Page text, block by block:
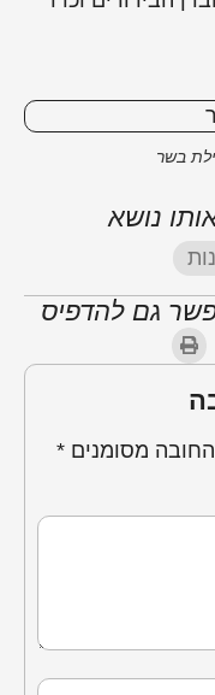
בשר
נושא
גם להדפיס
מסומנים*